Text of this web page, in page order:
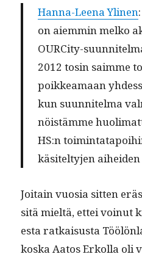
Han­na-Leena Yli­nen
on aiem­min melko
OURCi­ty-
2012 tosin saimme
poikkea­maan
kun suun­nitel­ma
nöistämme
HS:n
käsitel­ty­jen
Joitain vuosia sit­ten
sitä mieltä, ettei voin­ut
es­ta ratkais­us­ta
kos­ka Aatos Erkol­la oli